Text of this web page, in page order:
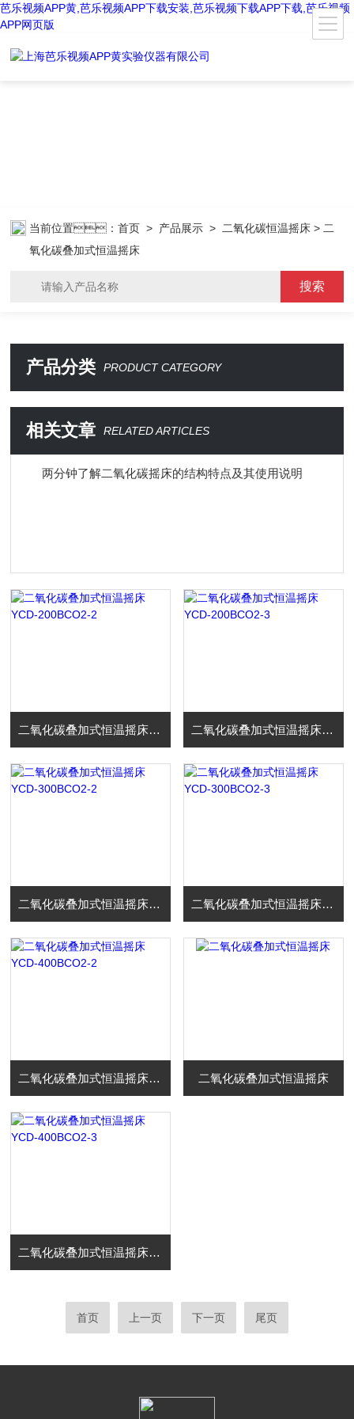
芭乐视频APP黄,芭乐视频APP下载安装,芭乐视频下载APP下载,芭乐视频
APP网页版
当前位置：首页 > 产品展示 > 二氧化碳恒温摇床 > 二
氧化碳叠加式恒温摇床
产品分类 PRODUCT CATEGORY
相关文章 RELATED ARTICLES
两分钟了解二氧化碳摇床的结构特点及其使用说明
二氧化碳叠加式恒温摇床 YCD-200BCO2-2 二氧化碳叠加式恒温摇床 YCD-200BCO2-3
二氧化碳叠加式恒温摇床 YCD-300BCO2-2 二氧化碳叠加式恒温摇床 YCD-300BCO2-3
二氧化碳叠加式恒温摇床 YCD-400BCO2-2 二氧化碳叠加式恒温摇床
二氧化碳叠加式恒温摇床 YCD-400BCO2-3
首页 上一页 下一页 尾页